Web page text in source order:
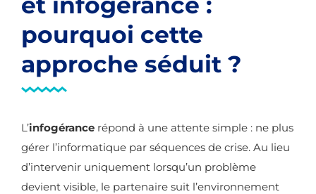
pourquoi cette
approche séduit ?
L’infogérance répond à une attente simple : ne plus
gérer l’informatique par séquences de crise. Au lieu
d’intervenir uniquement lorsqu’un problème
devient visible, le partenaire suit l’environnement